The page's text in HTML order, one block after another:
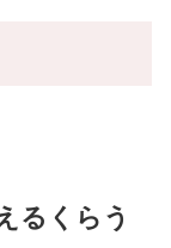
るくらう